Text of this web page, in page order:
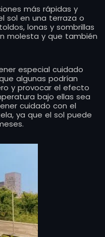
más rápidas y
sol en una terraza o
lonas y sombrillas
molesta y que también
especial cuidado
algunas podrían
y provocar el efecto
bajo ellas sea
cuidado con el
ya que el sol puede